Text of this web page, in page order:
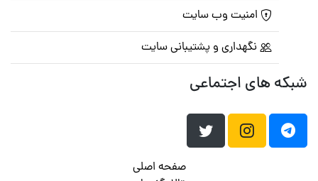
امنیت وب سایت
نگهداری و پشتیبانی سایت
شبکه های اجتماعی
صفحه اصلی